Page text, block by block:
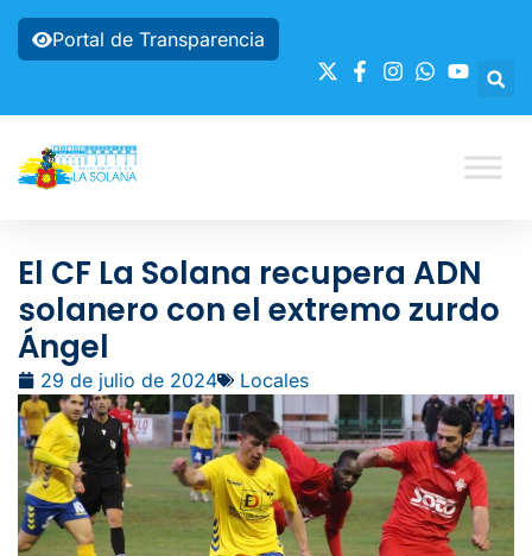
Portal de Transparencia
El CF La Solana recupera ADN
solanero con el extremo zurdo
Ángel
29 de julio de 2024 Locales